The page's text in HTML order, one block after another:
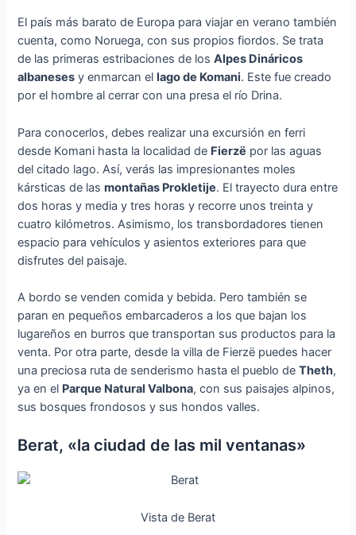
El país más barato de Europa para viajar en verano también
cuenta, como Noruega, con sus propios fiordos. Se trata
de las primeras estribaciones de losAlpes Dináricos
albaneses y enmarcan el lago de Komani. Este fue creado
por el hombre al cerrar con una presa el río Drina.
Para conocerlos, debes realizar una excursión en ferri
desde Komani hasta la localidad de Fierzë por las aguas
del citado lago. Así, verás las impresionantes moles
kársticas de lasmontañas Prokletije. El trayecto dura entre
dos horas y media y tres horas y recorre unos treinta y
cuatro kilómetros. Asimismo, los transbordadores tienen
espacio para vehículos y asientos exteriores para que
disfrutes del paisaje.
A bordo se venden comida y bebida. Pero también se
paran en pequeños embarcaderos a los que bajan los
lugareños en burros que transportan sus productos para la
venta. Por otra parte, desde la villa de Fierzë puedes hacer
una preciosa ruta de senderismo hasta el pueblo deTheth,
ya en el Parque Natural Valbona, con sus paisajes alpinos,
sus bosques frondosos y sus hondos valles.
Berat, «la ciudad de las mil ventanas»
Vista de Berat